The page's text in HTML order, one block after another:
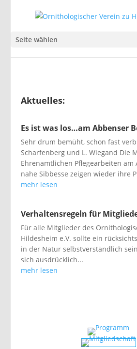
Seite wählen
Aktuelles:
Es ist was los…am Abbenser
Sehr drum bemüht, schon fast
Scharfenberg und L. Wiegand Die
Ehrenamtlichen Pflegearbeiten am
nahe Sibbesse zeigen wieder ihre
mehr lesen
Verhaltensregeln für
Für alle Mitglieder des
Hildesheim e.V. sollte ein
in der Natur selbstverständlich
sich ausdrücklich...
mehr lesen